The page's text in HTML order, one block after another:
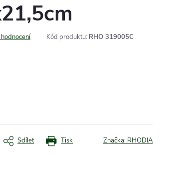
Kód produktu: RHO 319005C
Tisk
Sdílet Značka: RHODIA